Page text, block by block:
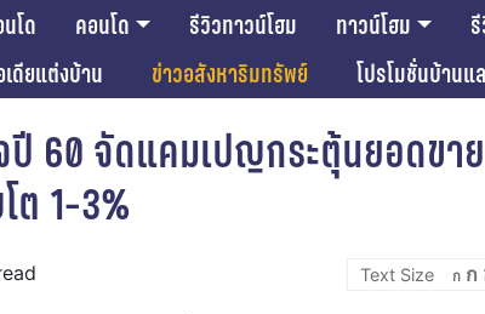
โด คอนโด รีวิวทาวน์โฮม ทาวน์โฮม
เดียแต่งบ้าน ข่าวอสังหาริมทรัพย์ โปรโมชั่นบ้านแ
ปี 60 จัดแคมเปญกระตุ้นยอดขาย
ต 1-3%
กfont
ก